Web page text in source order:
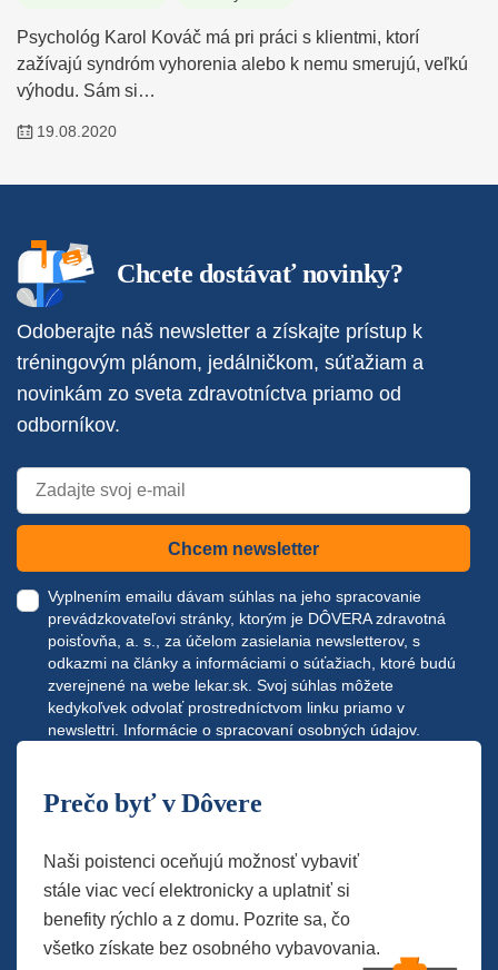
Psychológ Karol Kováč má pri práci s klientmi, ktorí
zažívajú syndróm vyhorenia alebo k nemu smerujú, veľkú
výhodu. Sám si…
19.08.2020
Chcete dostávať novinky?
Odoberajte náš newsletter a získajte prístup k
tréningovým plánom, jedálničkom, súťažiam a
novinkám zo sveta zdravotníctva priamo od
odborníkov.
Chcem newsletter
Vyplnením emailu dávam súhlas na jeho spracovanie
prevádzkovateľovi stránky, ktorým je DÔVERA zdravotná
poisťovňa, a. s., za účelom zasielania newsletterov, s
odkazmi na články a informáciami o súťažiach, ktoré budú
zverejnené na webe lekar.sk . Svoj súhlas môžete
kedykoľvek odvolať prostredníctvom linku priamo v
newslettri. Informácie o spracovaní osobných údajov.
Prečo byť v Dôvere
Naši poistenci oceňujú možnosť vybaviť
stále viac vecí elektronicky a uplatniť si
benefity rýchlo a z domu. Pozrite sa, čo
všetko získate bez osobného vybavovania.